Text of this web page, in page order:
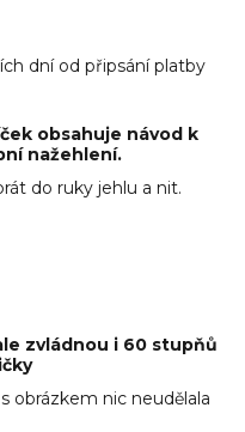
dní od připsání platby
obsahuje návod k
nažehlení.
do ruky jehlu a nit.
zvládnou i 60 stupňů
obrázkem nic neudělala